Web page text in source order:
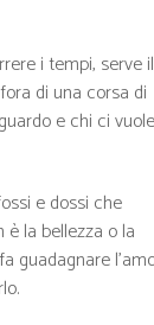
i tempi, serve il
di una corsa di
e chi ci vuole
e dossi che
la bellezza o la
guadagnare